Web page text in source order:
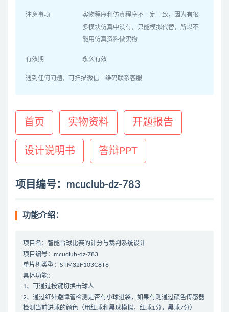
注意事项
实物程序和仿真程序不一定一致，因为有很
多模块仿真中没有，只能模拟代替，所以不
能用仿真资料做实物
有效期 永久有效
遇到任何问题，可扫描微信二维码联系客服
首页 实物资料 开题报告
设计说明书 答辩PPT
项目编号：mcuclub-dz-783
功能介绍：
项目名：智能台球比赛的计分与裁判系统设计
项目编号：mcuclub-dz-783
单片机类型：STM32F103C8T6
具体功能：
1、可通过按键切换击球人
2、通过红外避障管检测是否有小球进袋，如果有则通过颜色传感器
检测当前进球的颜色（用红球和黑球模拟，红球1分，黑球7分）